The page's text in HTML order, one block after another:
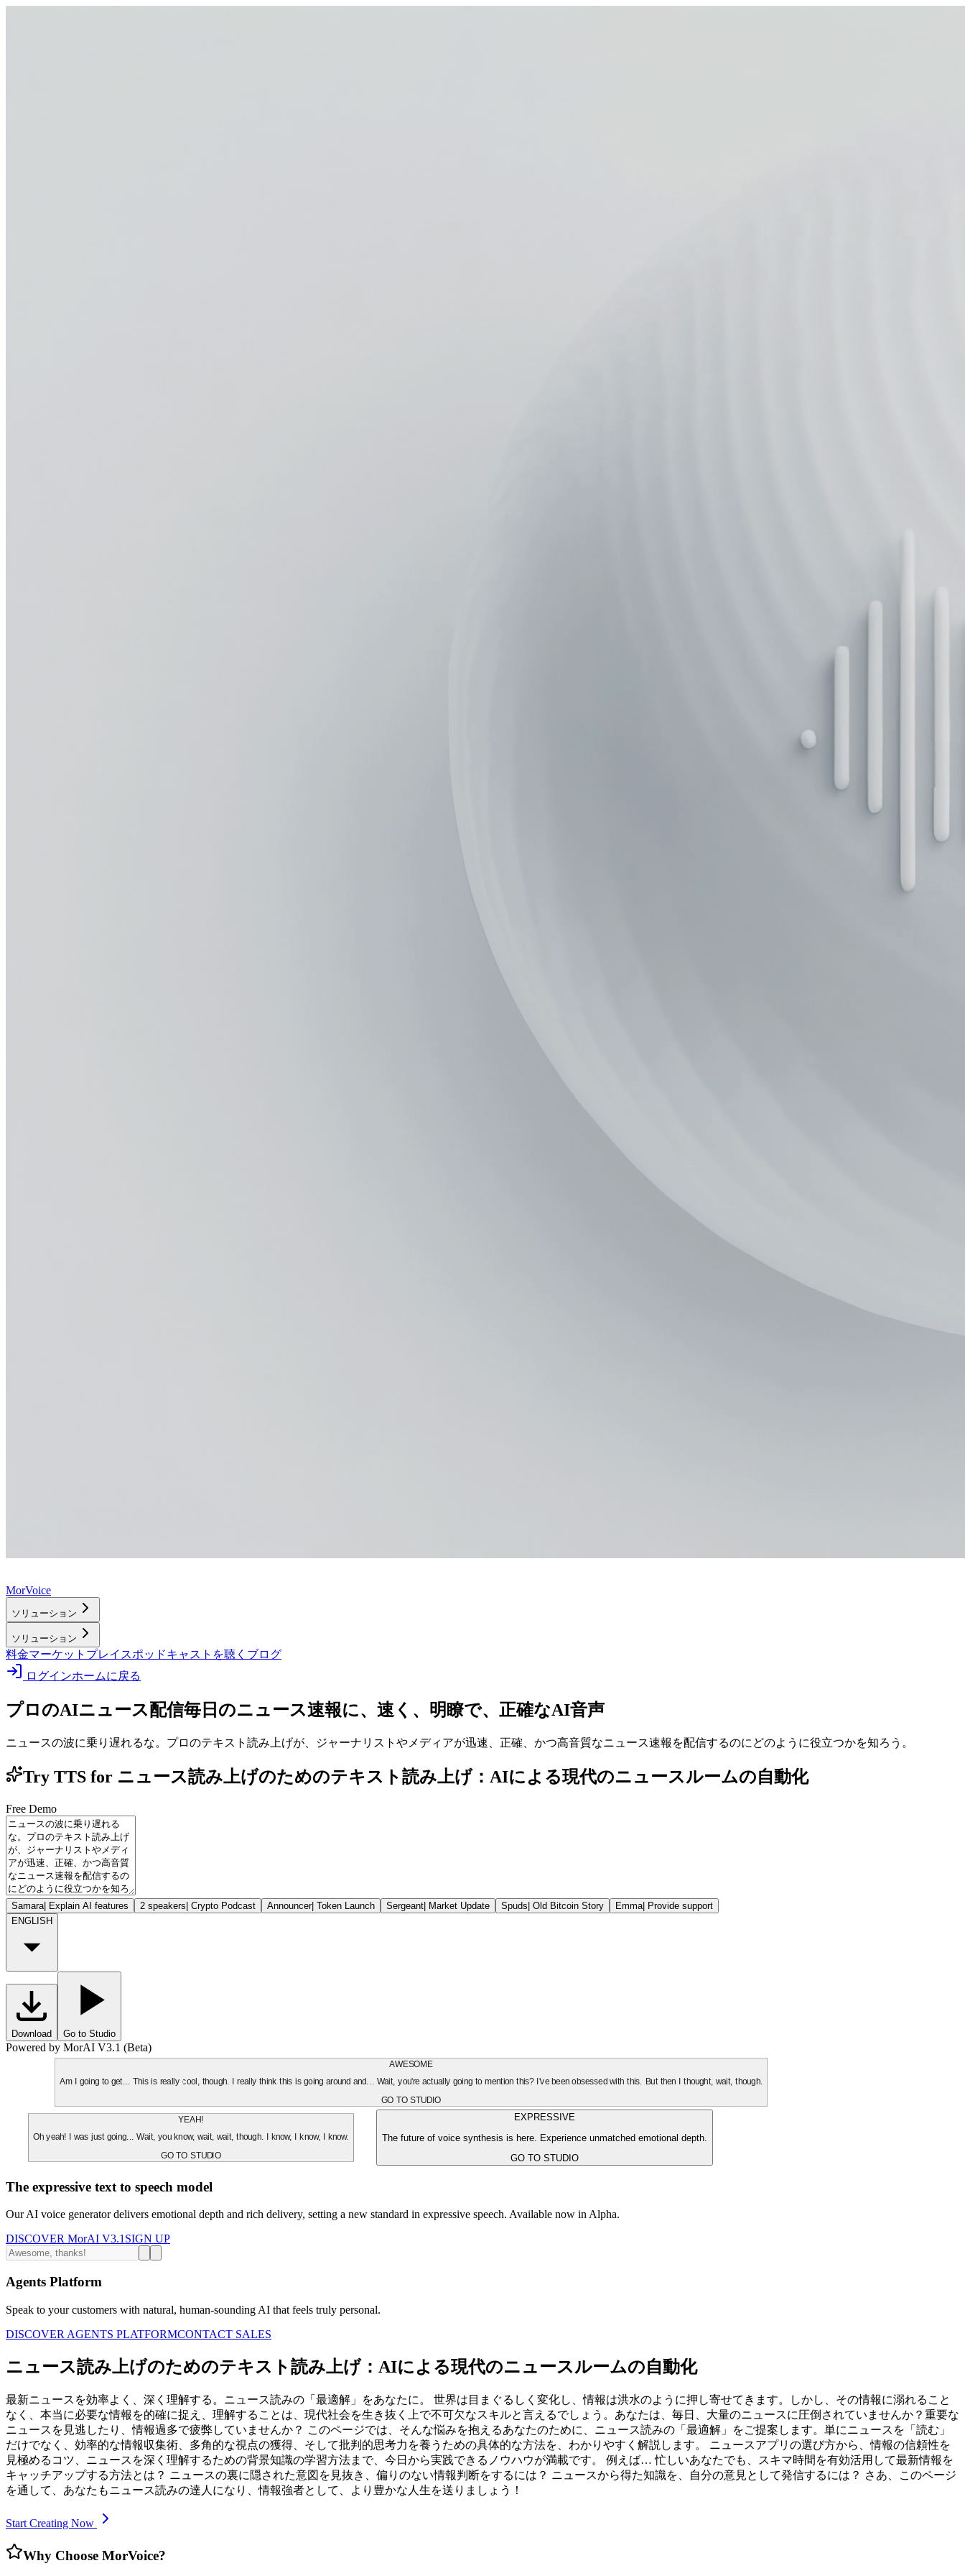
MorVoice
ソリューション
ソリューション
料金マーケットプレイスポッドキャストを聴く ブログ
ログインホームに戻る
プロのAIニュース配信毎日のニュース速報に、速く、明瞭で、正確なAI音声
ニュースの波に乗り遅れるな。プロのテキスト読み上げが、ジャーナリストやメディアが迅速、正確、かつ高音質なニュース速報を配信するのにどのように役立つかを知ろう。
Try TTS for ニュース読み上げのためのテキスト読み上げ：AIによる現代のニュースルームの自動化
Free Demo
Samara| Explain AI features 2 speakers| Crypto Podcast Announcer| Token Launch Sergeant| Market Update Spuds| Old Bitcoin Story Emma| Provide support
ENGLISH
Download Go to Studio
Powered by MorAI V3.1 (Beta)
AWESOME
Am I going to get... This is really cool, though. I really think this is going around and... Wait, you're actually going to mention this? I've been obsessed with this. But then I thought, wait, though.
GO TO STUDIO
YEAH!
Oh yeah! I was just going... Wait, you know, wait, wait, though. I know, I know, I know.
GO TO STUDIO
EXPRESSIVE
The future of voice synthesis is here. Experience unmatched emotional depth.
GO TO STUDIO
The expressive text to speech model
Our AI voice generator delivers emotional depth and rich delivery, setting a new standard in expressive speech. Available now in Alpha.
DISCOVER MorAI V3.1 SIGN UP
Agents Platform
Speak to your customers with natural, human-sounding AI that feels truly personal.
DISCOVER AGENTS PLATFORMCONTACT SALES
ニュース読み上げのためのテキスト読み上げ：AIによる現代のニュースルームの自動化
最新ニュースを効率よく、深く理解する。ニュース読みの「最適解」をあなたに。 世界は目まぐるしく変化し、情報は洪水のように押し寄せてきます。しかし、その情報に溺れること
なく、本当に必要な情報を的確に捉え、理解することは、現代社会を生き抜く上で不可欠なスキルと言えるでしょう。あなたは、毎日、大量のニュースに圧倒されていませんか？重要な
ニュースを見逃したり、情報過多で疲弊していませんか？ このページでは、そんな悩みを抱えるあなたのために、ニュース読みの「最適解」をご提案します。単にニュースを「読む」
だけでなく、効率的な情報収集術、多角的な視点の獲得、そして批判的思考力を養うための具体的な方法を、わかりやすく解説します。 ニュースアプリの選び方から、情報の信頼性を
見極めるコツ、ニュースを深く理解するための背景知識の学習方法まで、今日から実践できるノウハウが満載です。 例えば… 忙しいあなたでも、スキマ時間を有効活用して最新情報を
キャッチアップする方法とは？ ニュースの裏に隠された意図を見抜き、偏りのない情報判断をするには？ ニュースから得た知識を、自分の意見として発信するには？ さあ、このページ
を通して、あなたもニュース読みの達人になり、情報強者として、より豊かな人生を送りましょう！
Start Creating Now
Why Choose MorVoice?